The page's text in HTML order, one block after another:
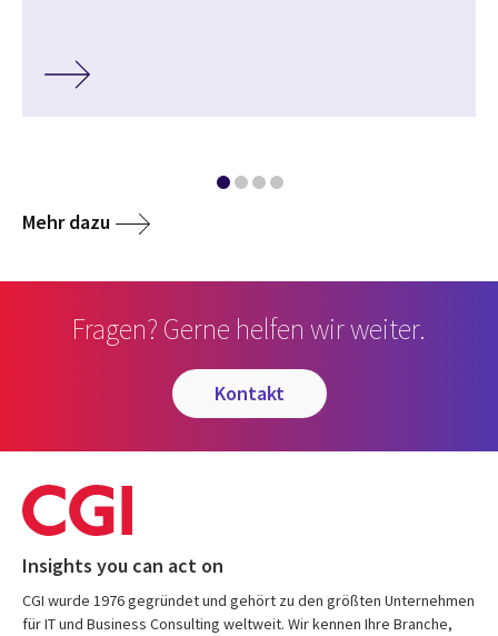
Mehr dazu
Fragen? Gerne helfen wir weiter.
kontakt
Insights you can act on
CGI wurde 1976 gegründet und gehört zu den größten Unternehmen
für IT und Business Consulting weltweit. Wir kennen Ihre Branche,